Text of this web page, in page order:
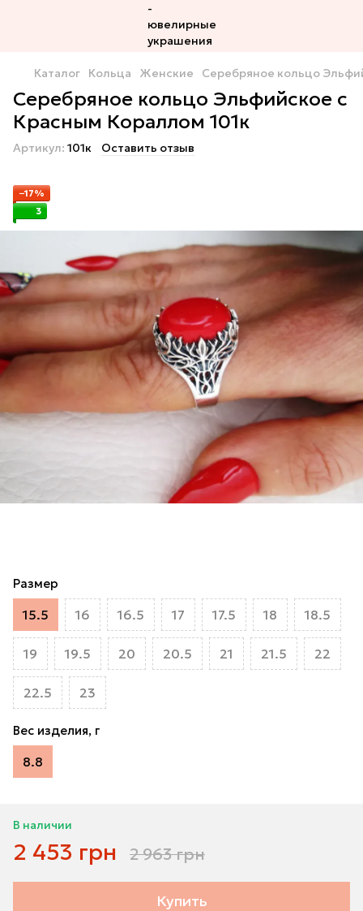
Каталог Кольца Женские Серебряное кольцо
Серебряное кольцо Эльфийское c
Красным Кораллом 101к
Артикул: 101к Оставить отзыв
−17%
3
Размер
15.5 16 16.5 17 17.5 18 18.5
19 19.5 20 20.5 21 21.5 22
22.5 23
Вес изделия, г
8.8
В наличии
2 453 грн 2 963 грн
Купить